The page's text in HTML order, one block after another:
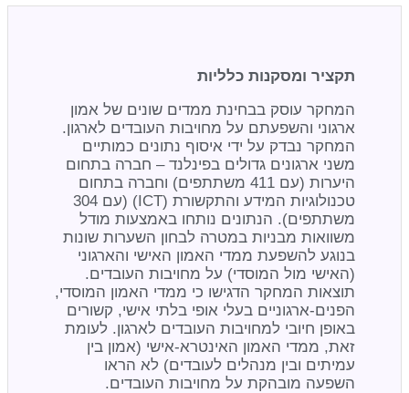
תקציר ומסקנות כלליות
המחקר עוסק בבחינת ממדים שונים של אמון
ארגוני והשפעתם על מחויבות העובדים לארגון.
המחקר נבדק על ידי איסוף נתונים כמותיים
משני ארגונים גדולים בפינלנד – חברה בתחום
היערות (עם 411 משתתפים) וחברה בתחום
טכנולוגיות המידע והתקשורת (ICT) (עם 304
משתתפים). הנתונים נותחו באמצעות מודל
משוואות מבניות במטרה לבחון השערות שונות
בנוגע להשפעת ממדי האמון האישי והארגוני
(האישי מול המוסדי) על מחויבות העובדים.
תוצאות המחקר הדגישו כי ממדי האמון המוסדי,
הפנים-ארגוניים בעלי אופי בלתי אישי, קשורים
באופן חיובי למחויבות העובדים לארגון. לעומת
זאת, ממדי האמון האינטרא-אישי (אמון בין
עמיתים ובין מנהלים לעובדים) לא הראו
השפעה מובהקת על מחויבות העובדים.